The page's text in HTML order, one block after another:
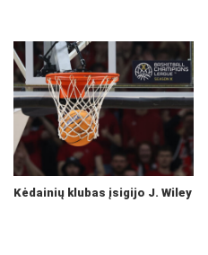
Kėdainių klubas įsigijo J. Wiley